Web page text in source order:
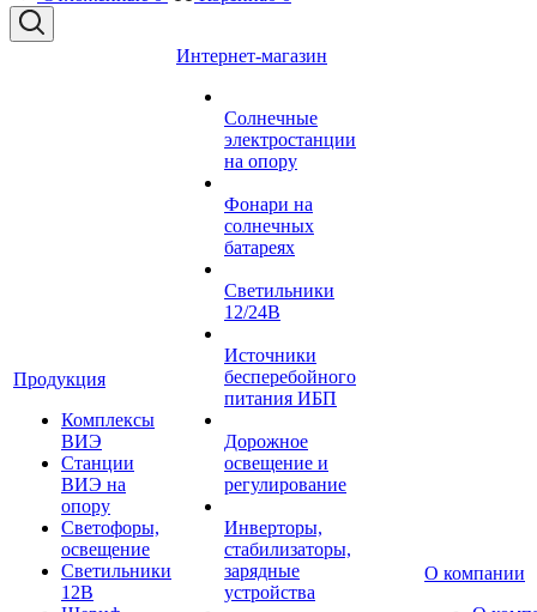
Продукция
Комплексы
ВИЭ
Станции
ВИЭ на
опору
Светофоры,
освещение
Светильники
12В
Интернет-магазин
Солнечные
электростанции
на опору
Фонари на
солнечных
батареях
Светильники
12/24В
Источники
бесперебойного
питания ИБП
Дорожное
освещение и
регулирование
Инверторы,
стабилизаторы,
зарядные
устройства
О компании